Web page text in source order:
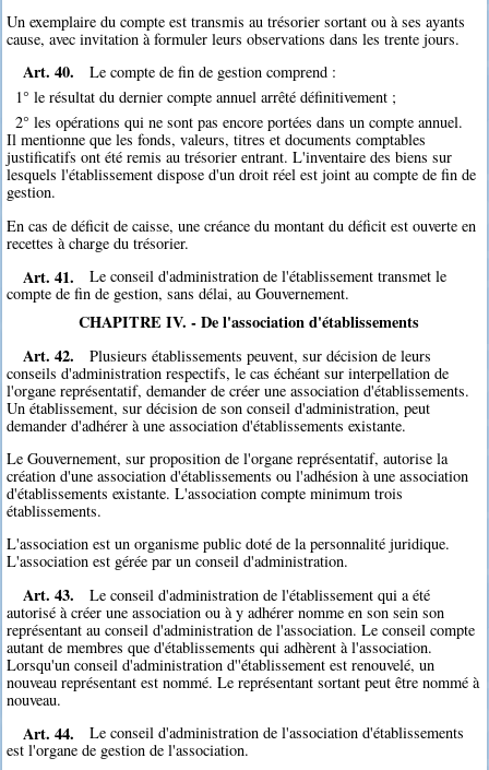
Un exemplaire du compte est transmis au trésorier sortant ou à ses ayants
cause, avec invitation à formuler leurs observations dans les trente jours.
Art. 40.
Le compte de fin de gestion comprend :
1° le résultat du dernier compte annuel arrêté définitivement ;
2° les opérations qui ne sont pas encore portées dans un compte annuel.
Il mentionne que les fonds, valeurs, titres et documents comptables
justificatifs ont été remis au trésorier entrant. L'inventaire des biens sur
lesquels l'établissement dispose d'un droit réel est joint au compte de fin de
gestion.
En cas de déficit de caisse, une créance du montant du déficit est ouverte en
recettes à charge du trésorier.
Art. 41.
Le conseil d'administration de l'établissement transmet le
compte de fin de gestion, sans délai, au Gouvernement.
CHAPITRE IV. - De l'association d'établissements
Art. 42.
Plusieurs établissements peuvent, sur décision de leurs
conseils d'administration respectifs, le cas échéant sur interpellation de
l'organe représentatif, demander de créer une association d'établissements.
Un établissement, sur décision de son conseil d'administration, peut
demander d'adhérer à une association d'établissements existante.
Le Gouvernement, sur proposition de l'organe représentatif, autorise la
création d'une association d'établissements ou l'adhésion à une association
d'établissements existante. L'association compte minimum trois
établissements.
L'association est un organisme public doté de la personnalité juridique.
L'association est gérée par un conseil d'administration.
Art. 43.
Le conseil d'administration de l'établissement qui a été
autorisé à créer une association ou à y adhérer nomme en son sein son
représentant au conseil d'administration de l'association. Le conseil compte
autant de membres que d'établissements qui adhèrent à l'association.
Lorsqu'un conseil d'administration d''établissement est renouvelé, un
nouveau représentant est nommé. Le représentant sortant peut être nommé à
nouveau.
Art. 44.
Le conseil d'administration de l'association d'établissements
est l'organe de gestion de l'association.